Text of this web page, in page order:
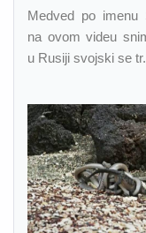
Medved po imenu
na ovom videu
u Rusiji svojski se